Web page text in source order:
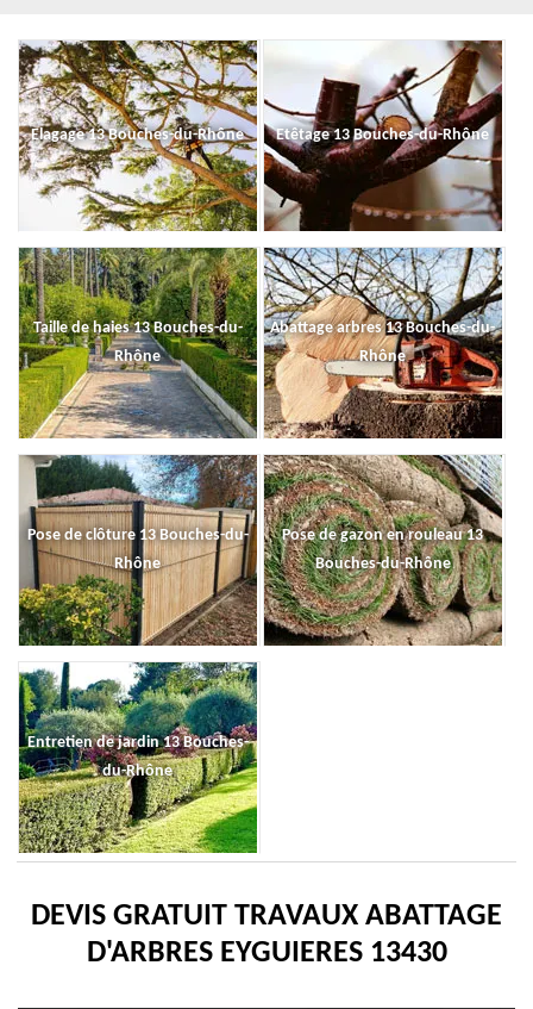
Elagage 13 Bouches-du-Rhône Etêtage 13 Bouches-du-Rhône
Taille de haies 13 Bouches-du-
Rhône
Abattage arbres 13 Bouches-du-
Rhône
Pose de clôture 13 Bouches-du-
Rhône
Pose de gazon en rouleau 13
Bouches-du-Rhône
Entretien de jardin 13 Bouches-
du-Rhône
DEVIS GRATUIT TRAVAUX ABATTAGE
D'ARBRES EYGUIERES 13430